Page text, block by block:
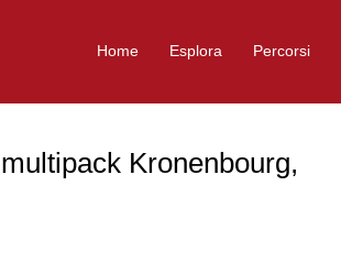
Home Esplora Percorsi
Kronenbourg,